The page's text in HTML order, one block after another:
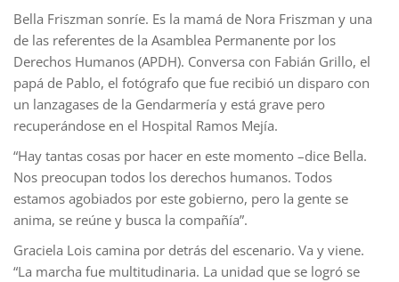
Bella Friszman sonríe. Es la mamá de Nora Friszman y una
de las referentes de la Asamblea Permanente por los
Derechos Humanos (APDH). Conversa con Fabián Grillo, el
papá de Pablo, el fotógrafo que fue recibió un disparo con
un lanzagases de la Gendarmería y está grave pero
recuperándose en el Hospital Ramos Mejía.
“Hay tantas cosas por hacer en este momento –dice Bella.
Nos preocupan todos los derechos humanos. Todos
estamos agobiados por este gobierno, pero la gente se
anima, se reúne y busca la compañía”.
Graciela Lois camina por detrás del escenario. Va y viene.
“La marcha fue multitudinaria. La unidad que se logró se